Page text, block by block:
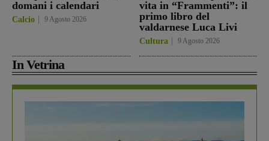
domani i calendari
Calcio 9 Agosto 2026
vita in “Frammenti”: il
primo libro del
valdarnese Luca Livi
Cultura 9 Agosto 2026
In Vetrina